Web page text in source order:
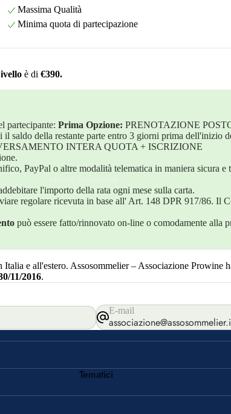
Toscana
Trentino-Alto Adige
Veneto
Corso
Master di Servizio
Tematici
Massima Qualità
Minima quota di partecipazione
è di €390.
partecipante: Prima Opzione: PRENOTAZIONE
saldo della restante parte entro 3 giorni prima dell'inizio
INTERA QUOTA + ISCRIZIONE
PayPal o altre modalità telematica in maniera sicura e
l'importo della rata ogni mese sulla carta.
regolare ricevuta in base all' Art. 148 DPR 917/86. Il
può essere fatto/rinnovato on-line o comodamente alla
e all'estero. Assosommelier – Associazione Prowine
11/2016.
E-mail